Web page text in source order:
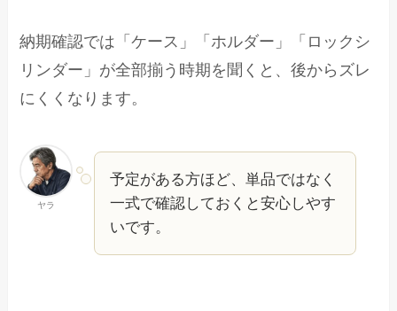
納期確認では「ケース」「ホルダー」「ロックシ
リンダー」が全部揃う時期を聞くと、後からズレ
にくくなります。
ヤラ
予定がある方ほど、単品ではなく
一式で確認しておくと安心しやす
いです。